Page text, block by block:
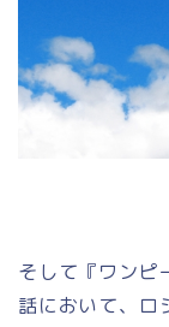
そして『ワン
話において、ロ